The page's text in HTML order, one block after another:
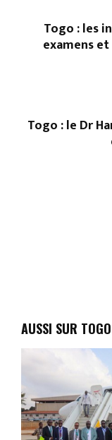
Togo : les
examens
Togo : le Dr
AUSSI SUR